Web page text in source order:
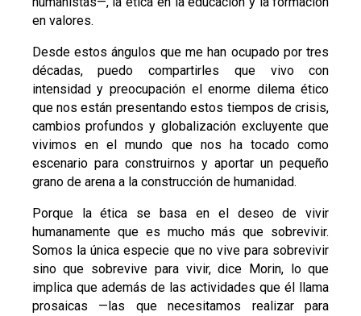
en valores.
Desde estos ángulos que me han ocupado por tres
décadas, puedo compartirles que vivo con
intensidad y preocupación el enorme dilema ético
que nos están presentando estos tiempos de crisis,
cambios profundos y globalización excluyente que
vivimos en el mundo que nos ha tocado como
escenario para construirnos y aportar un pequeño
grano de arena a la construcción de humanidad.
Porque la ética se basa en el deseo de vivir
humanamente que es mucho más que sobrevivir.
Somos la única especie que no vive para sobrevivir
sino que sobrevive para vivir, dice Morin, lo que
implica que además de las actividades que él llama
prosaicas —las que necesitamos realizar para